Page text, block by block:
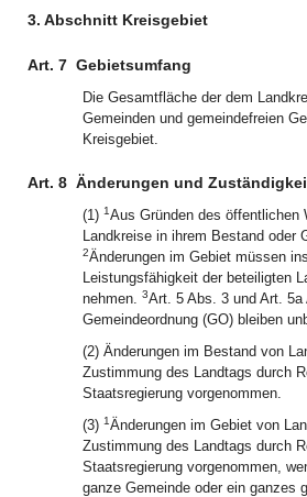
3. Abschnitt Kreisgebiet
Art. 7 Gebietsumfang
Die Gesamtfläche der dem
Gemeinden und gemeindefreien
Kreisgebiet.
Art. 8 Änderungen und
(1) 1Aus Gründen des öffentlichen
Landkreise in ihrem Bestand oder
2Änderungen im Gebiet müssen
Leistungsfähigkeit der beteiligten
nehmen. 3Art. 5 Abs. 3 und Art. 5a
Gemeindeordnung (GO) bleiben
(2) Änderungen im Bestand von
Zustimmung des Landtags durch
Staatsregierung vorgenommen.
(3) 1Änderungen im Gebiet von
Zustimmung des Landtags durch
Staatsregierung vorgenommen,
ganze Gemeinde oder ein ganzes